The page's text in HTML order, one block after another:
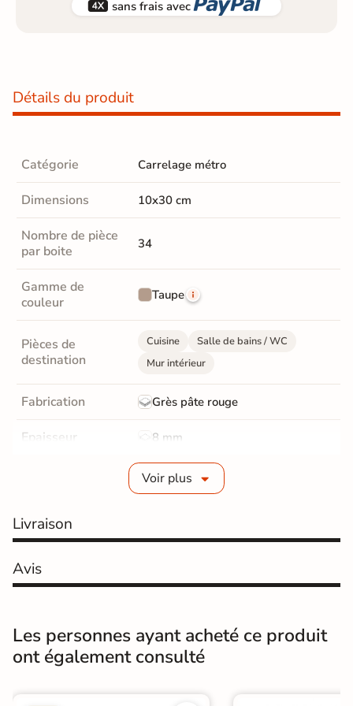
 sans frais avec 
Détails du produit
Catégorie Carrelage métro
Dimensions 10x30 cm
Nombre de pièce
par boite
34
Gamme de
couleur
Taupe
Pièces de
destination
Cuisine
Salle de bains / WC
Mur intérieur
Fabrication Grès pâte rouge
Epaisseur 8 mm
Non-rectifié
Surface Lisse
Résistant au Gel Non
Plancher
Chauffant
Non
Voir plus
Livraison
Avis
Les personnes ayant acheté ce produit
ont également consulté